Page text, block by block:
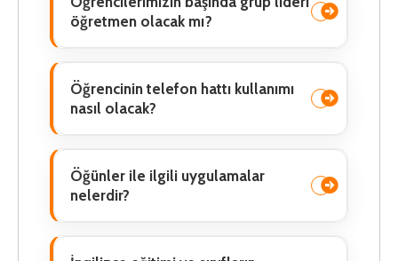
öğretmen olacak mı?
Öğrencinin telefon hattı kullanımı
nasıl olacak?
Öğünler ile ilgili uygulamalar
nelerdir?